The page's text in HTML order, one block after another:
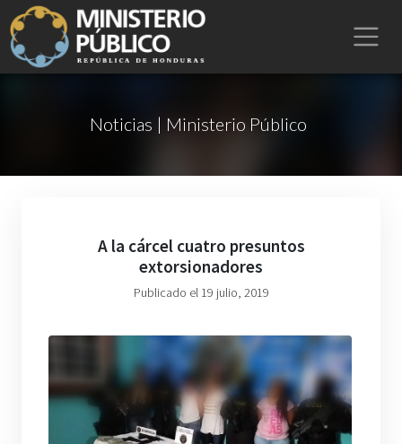
Noticias | Ministerio Público
A la cárcel cuatro presuntos
extorsionadores
Publicado el 19 julio, 2019